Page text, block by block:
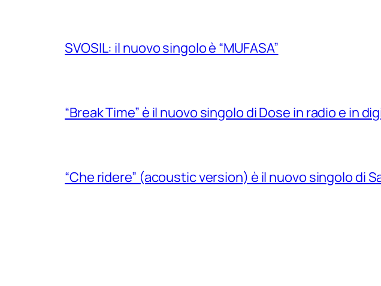
SVOSIL: il nuovo singolo è “MUFASA”
“Break Time” è il nuovo singolo di Dose in radio e in
“Che ridere” (acoustic version) è il nuovo singolo di